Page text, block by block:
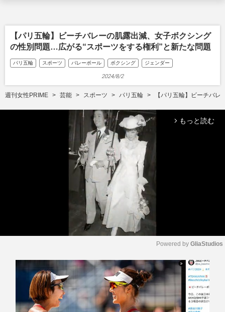
【パリ五輪】ビーチバレーの肌露出減、女子ボクシング
の性別問題…広がる“スポーツをする権利”と新たな問題
パリ五輪 スポーツ バレーボール ボクシング ジェンダー
2024/8/2
週刊女性PRIME 芸能 スポーツ パリ五輪 【パリ五輪】ビーチバ
arrow_forward_ios もっと読む
M
e
Powered by GliaStudios